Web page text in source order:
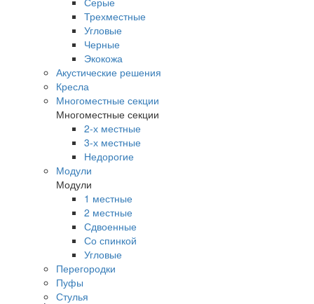
Трехместные
Угловые
Черные
Экокожа
Акустические решения
Кресла
Многоместные секции
Многоместные секции
2-х местные
3-х местные
Недорогие
Модули
Модули
1 местные
2 местные
Сдвоенные
Со спинкой
Угловые
Перегородки
Пуфы
Стулья